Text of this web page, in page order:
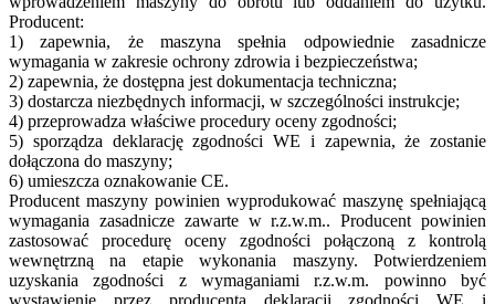
Producent:
1) zapewnia, że maszyna spełnia odpowiednie zasadnicze
wymagania w zakresie ochrony zdrowia i bezpieczeństwa;
2) zapewnia, że dostępna jest dokumentacja techniczna;
3) dostarcza niezbędnych informacji, w szczególności instrukcje;
4) przeprowadza właściwe procedury oceny zgodności;
5) sporządza deklarację zgodności WE i zapewnia, że zostanie
dołączona do maszyny;
6) umieszcza oznakowanie CE.
Producent maszyny powinien wyprodukować maszynę spełniającą
wymagania zasadnicze zawarte w r.z.w.m.. Producent powinien
zastosować procedurę oceny zgodności połączoną z kontrolą
wewnętrzną na etapie wykonania maszyny. Potwierdzeniem
uzyskania zgodności z wymaganiami r.z.w.m. powinno być
wystawienie przez producenta deklaracji zgodności WE i